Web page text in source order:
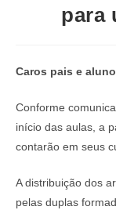
para
Caros pais e
Conforme
início das aulas, a
contarão em seus
A distribuição dos
pelas duplas